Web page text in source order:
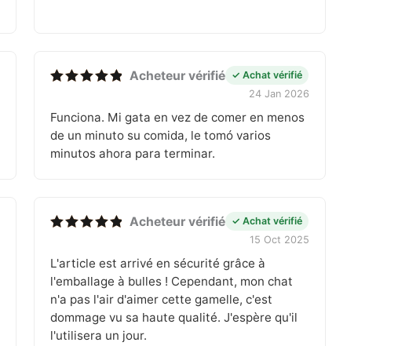
Acheteur vérifié ✓ Achat vérifié
24 Jan 2026
Funciona. Mi gata en vez de comer en menos
de un minuto su comida, le tomó varios
minutos ahora para terminar.
Acheteur vérifié ✓ Achat vérifié
15 Oct 2025
L'article est arrivé en sécurité grâce à
l'emballage à bulles ! Cependant, mon chat
n'a pas l'air d'aimer cette gamelle, c'est
dommage vu sa haute qualité. J'espère qu'il
l'utilisera un jour.